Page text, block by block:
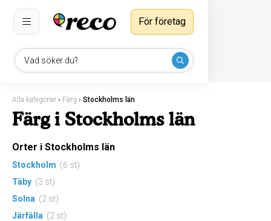
Vad söker du?
För företag
Alla kategorier › Färg › Stockholms län
Färg i Stockholms län
Orter i Stockholms län
Stockholm (6 st)
Täby (3 st)
Solna (2 st)
Järfälla (2 st)